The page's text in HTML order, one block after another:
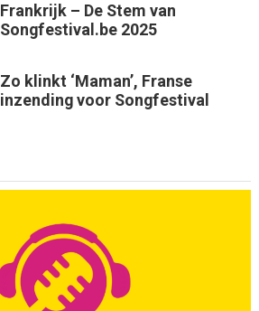
Frankrijk – De Stem van
Songfestival.be 2025
Zo klinkt ‘Maman’, Franse
inzending voor Songfestival